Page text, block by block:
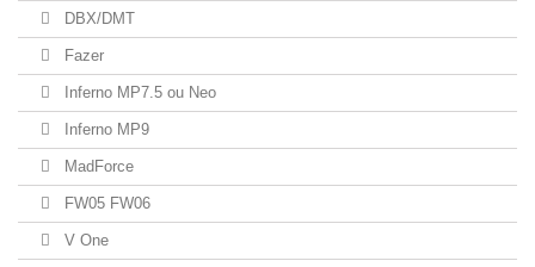
DBX/DMT
Fazer
Inferno MP7.5 ou Neo
Inferno MP9
MadForce
FW05 FW06
V One